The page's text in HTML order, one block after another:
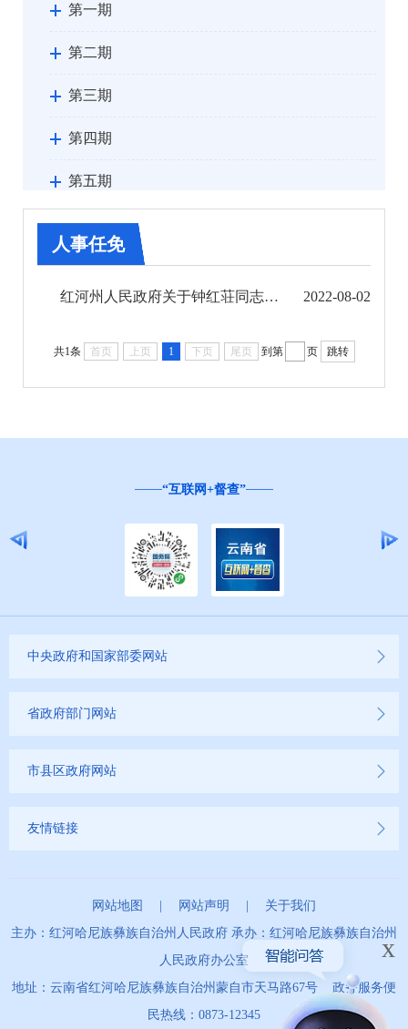
第一期
第二期
第三期
第四期
第五期
第六期
第七期
州政府办公室文件
第十三期
2021年
人事任免
红河州人民政府关于钟红荘同志免职的通知 2022-08-02
共1条 首页 上页 1 下页 尾页 到第 页 跳转
“互联网+督查”
中央政府和国家部委网站
省政府部门网站
市县区政府网站
友情链接
网站地图 | 网站声明 | 关于我们
主办：红河哈尼族彝族自治州人民政府 承办：红河哈尼族彝族自治州
人民政府办公室
地址：云南省红河哈尼族彝族自治州蒙自市天马路67号 政务服务便
民热线：0873-12345
x